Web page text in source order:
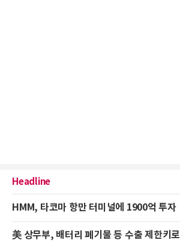
Headline
HMM, 타코마 항만 터미널에 1900억 투자
美 상무부, 배터리 폐기물 등 수출 제한키로